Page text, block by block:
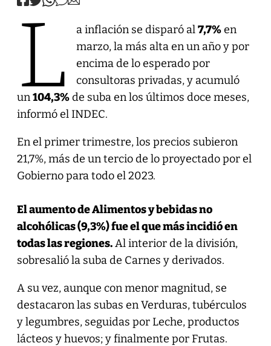
L a inflación se disparó al7,7%en
marzo, la más alta en un año y por
encima de lo esperado por
consultoras privadas, y acumuló
un104,3%de suba en los últimos doce meses,
informó el INDEC.
En el primer trimestre, los precios subieron
21,7%, más de un tercio de lo proyectado por el
Gobierno para todo el 2023.
El aumento de Alimentos y bebidas no
alcohólicas (9,3%) fue el que más incidió en
todas las regiones.Al interior de la división,
sobresalió la suba de Carnes y derivados.
A su vez, aunque con menor magnitud, se
destacaron las subas en Verduras, tubérculos
y legumbres, seguidas por Leche, productos
lácteos y huevos; y finalmente por Frutas.